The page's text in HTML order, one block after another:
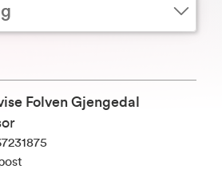
Folven Gjengedal